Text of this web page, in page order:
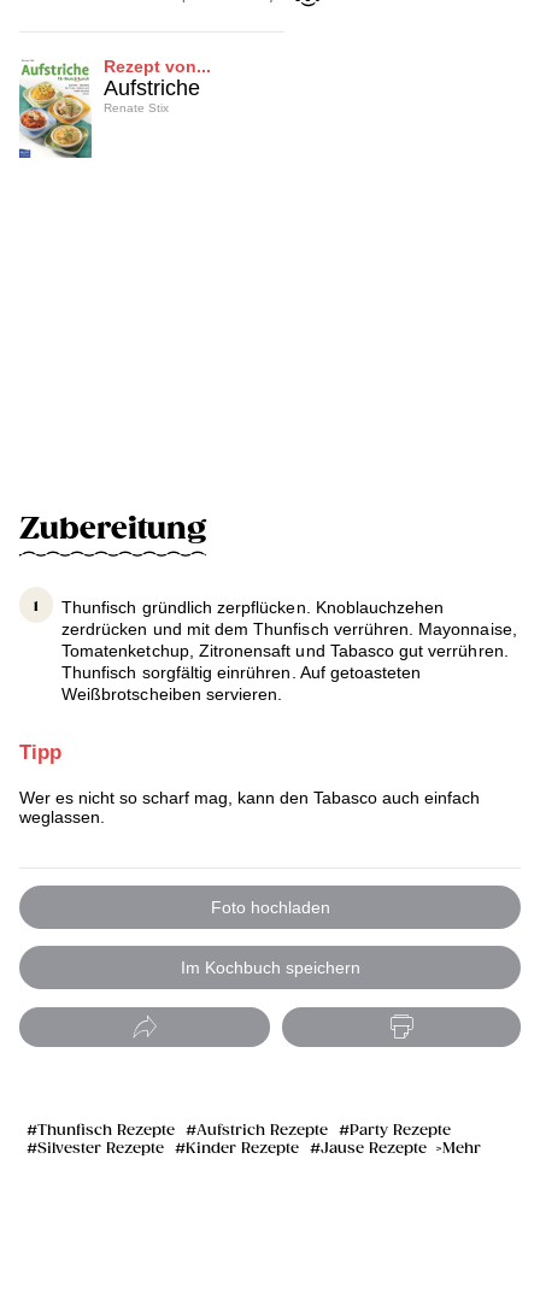
Rezept von...
Aufstriche
Renate Stix
Zubereitung
Thunfisch gründlich zerpflücken. Knoblauchzehen
zerdrücken und mit dem Thunfisch verrühren. Mayonnaise,
Tomatenketchup, Zitronensaft und Tabasco gut verrühren.
Thunfisch sorgfältig einrühren. Auf getoasteten
Weißbrotscheiben servieren.
Tipp
Wer es nicht so scharf mag, kann den Tabasco auch einfach
weglassen.
Foto hochladen
Im Kochbuch speichern
Thunfisch Rezepte Aufstrich Rezepte
Party Rezepte
Silvester Rezepte
Kinder Rezepte Jause Rezepte Mehr